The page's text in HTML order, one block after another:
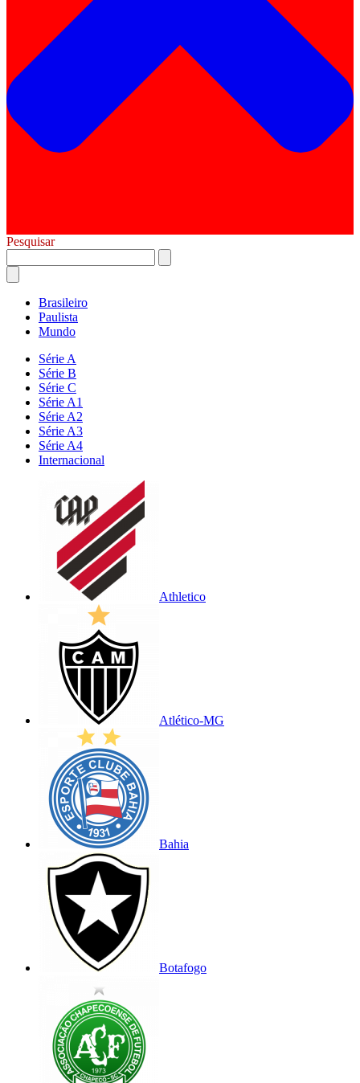
Pesquisar
Brasileiro
Paulista
Mundo
Série A
Série B
Série C
Série A1
Série A2
Série A3
Série A4
Internacional
Athletico
Atlético-MG
Bahia
Botafogo